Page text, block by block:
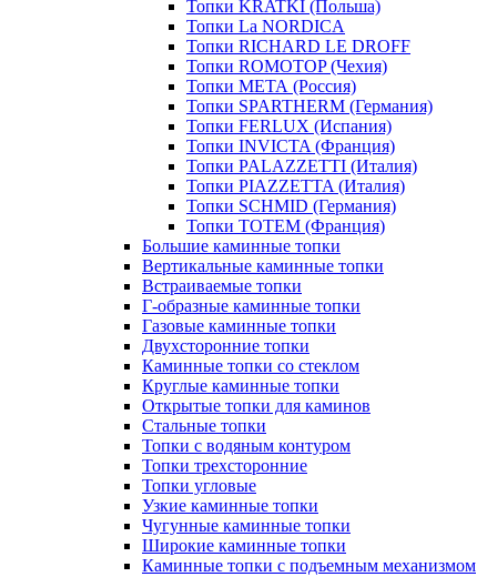
Топки KRATKI (Польша)
Топки La NORDICA
Топки RICHARD LE DROFF
Топки ROMOTOP (Чехия)
Топки МЕТА (Россия)
Топки SPARTHERM (Германия)
Топки FERLUX (Испания)
Топки INVICTA (Франция)
Топки PALAZZETTI (Италия)
Топки PIAZZETTA (Италия)
Топки SCHMID (Германия)
Топки TOTEM (Франция)
Большие каминные топки
Вертикальные каминные топки
Встраиваемые топки
Г-образные каминные топки
Газовые каминные топки
Двухсторонние топки
Каминные топки со стеклом
Круглые каминные топки
Открытые топки для каминов
Стальные топки
Топки с водяным контуром
Топки трехсторонние
Топки угловые
Узкие каминные топки
Чугунные каминные топки
Широкие каминные топки
Каминные топки с подъемным механизмом